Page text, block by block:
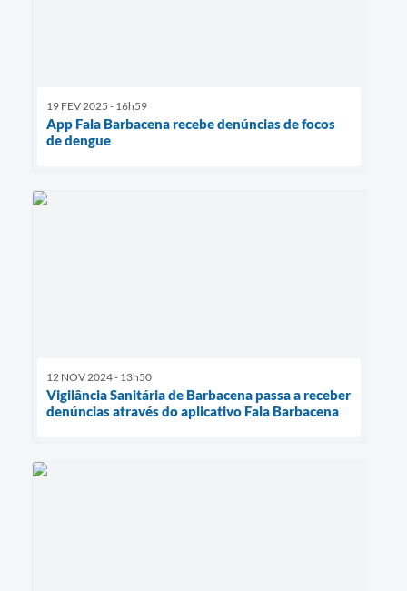
19 FEV 2025 - 16h59
App Fala Barbacena recebe denúncias de focos
de dengue
12 NOV 2024 - 13h50
Vigilância Sanitária de Barbacena passa a receber
denúncias através do aplicativo Fala Barbacena